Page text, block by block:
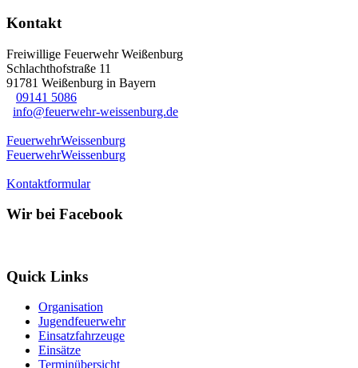
Kontakt
Freiwillige Feuerwehr Weißenburg
Schlachthofstraße 11
91781 Weißenburg in Bayern
09141 5086
info@feuerwehr-weissenburg.de
FeuerwehrWeissenburg
FeuerwehrWeissenburg
Kontaktformular
Wir bei Facebook
Quick Links
Organisation
Jugendfeuerwehr
Einsatzfahrzeuge
Einsätze
Terminübersicht